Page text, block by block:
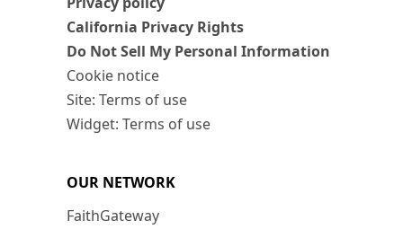
California Privacy Rights
Do Not Sell My Personal Information
Cookie notice
Site: Terms of use
Widget: Terms of use
OUR NETWORK
FaithGateway